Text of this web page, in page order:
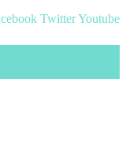
TwitterYoutube